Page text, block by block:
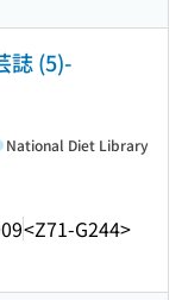
誌 (5)-
<Z71-G244>
National Diet Library